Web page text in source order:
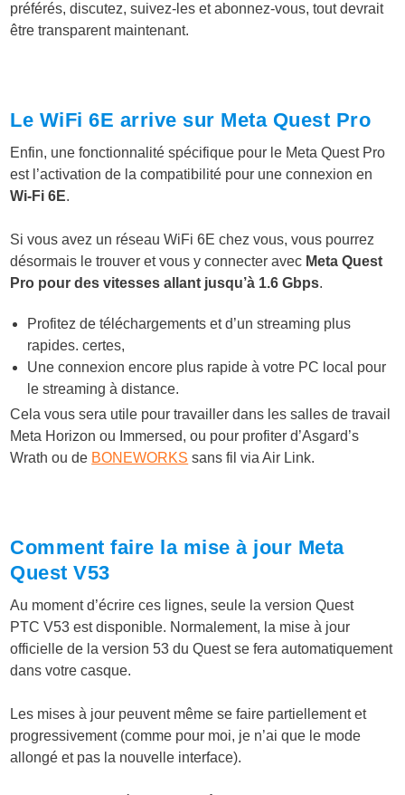
préférés, discutez, suivez-les et abonnez-vous, tout devrait
être transparent maintenant.
Le WiFi 6E arrive sur Meta Quest Pro
Enfin, une fonctionnalité spécifique pour le Meta Quest Pro
est l’activation de la compatibilité pour une connexion en
Wi-Fi 6E.
Si vous avez un réseau WiFi 6E chez vous, vous pourrez
désormais le trouver et vous y connecter avec Meta Quest
Pro pour des vitesses allant jusqu’à 1.6 Gbps.
Profitez de téléchargements et d’un streaming plus
rapides. certes,
Une connexion encore plus rapide à votre PC local pour
le streaming à distance.
Cela vous sera utile pour travailler dans les salles de travail
Meta Horizon ou Immersed, ou pour profiter d’Asgard’s
Wrath ou de BONEWORKS sans fil via Air Link.
Comment faire la mise à jour Meta
Quest V53
Au moment d’écrire ces lignes, seule la version Quest
PTC V53 est disponible. Normalement, la mise à jour
officielle de la version 53 du Quest se fera automatiquement
dans votre casque.
Les mises à jour peuvent même se faire partiellement et
progressivement (comme pour moi, je n’ai que le mode
allongé et pas la nouvelle interface).